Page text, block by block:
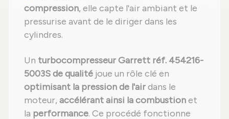
compression, elle capte l'air ambiant et le
pressurise avant de le diriger dans les
cylindres.
Un turbocompresseur Garrett réf. 454216-
5003S de qualité joue un rôle clé en
optimisant la pression de l'airdans le
moteur, accélérant ainsi la combustionet
la performance. Ce procédé fonctionne